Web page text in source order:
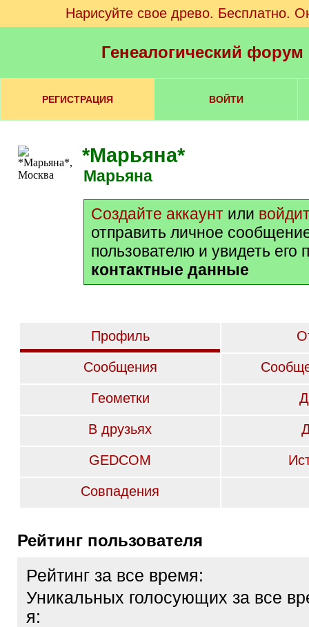
Нарисуйте свое древо. Бесплатно.
Генеалогический
РЕГИСТРАЦИЯ ВОЙТИ
*Марьяна*
Марьяна
Создайте аккаунт или
отправить личное
пользователю и увидеть его
контактные данные
Профиль
Сообщения
Геометки
В друзьях
GEDCOM
Совпадения
Рейтинг пользователя
Рейтинг за все время:
Уникальных голосующих за все
я: